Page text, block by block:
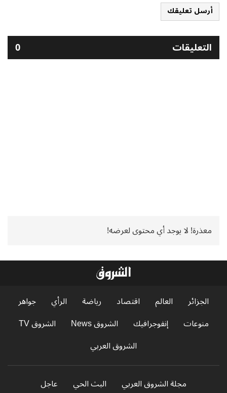
أرسل تعليقك
التعليقات 0
معذرة! لا يوجد أي محتوى لعرضه!
الجزائر العالم اقتصاد رياضة الرأي
جواهر
منوعات
إنفوجرافيك الشروق News
الشروق TV
الشروق العربي
مجلة الشروق العربي البث الحي عاجل